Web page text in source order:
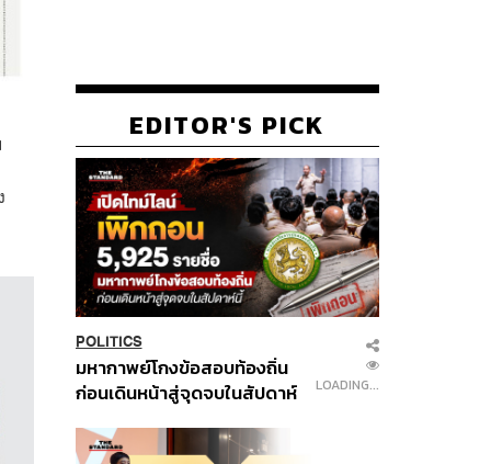
EDITOR'S PICK
POLITICS
มหากาพย์โกงข้อสอบท้องถิ่น
ก่อนเดินหน้าสู่จุดจบในสัปดาห์
LOADING...